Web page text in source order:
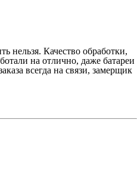
нельзя. Качество обработки,
на отлично, даже батареи
всегда на связи, замерщик